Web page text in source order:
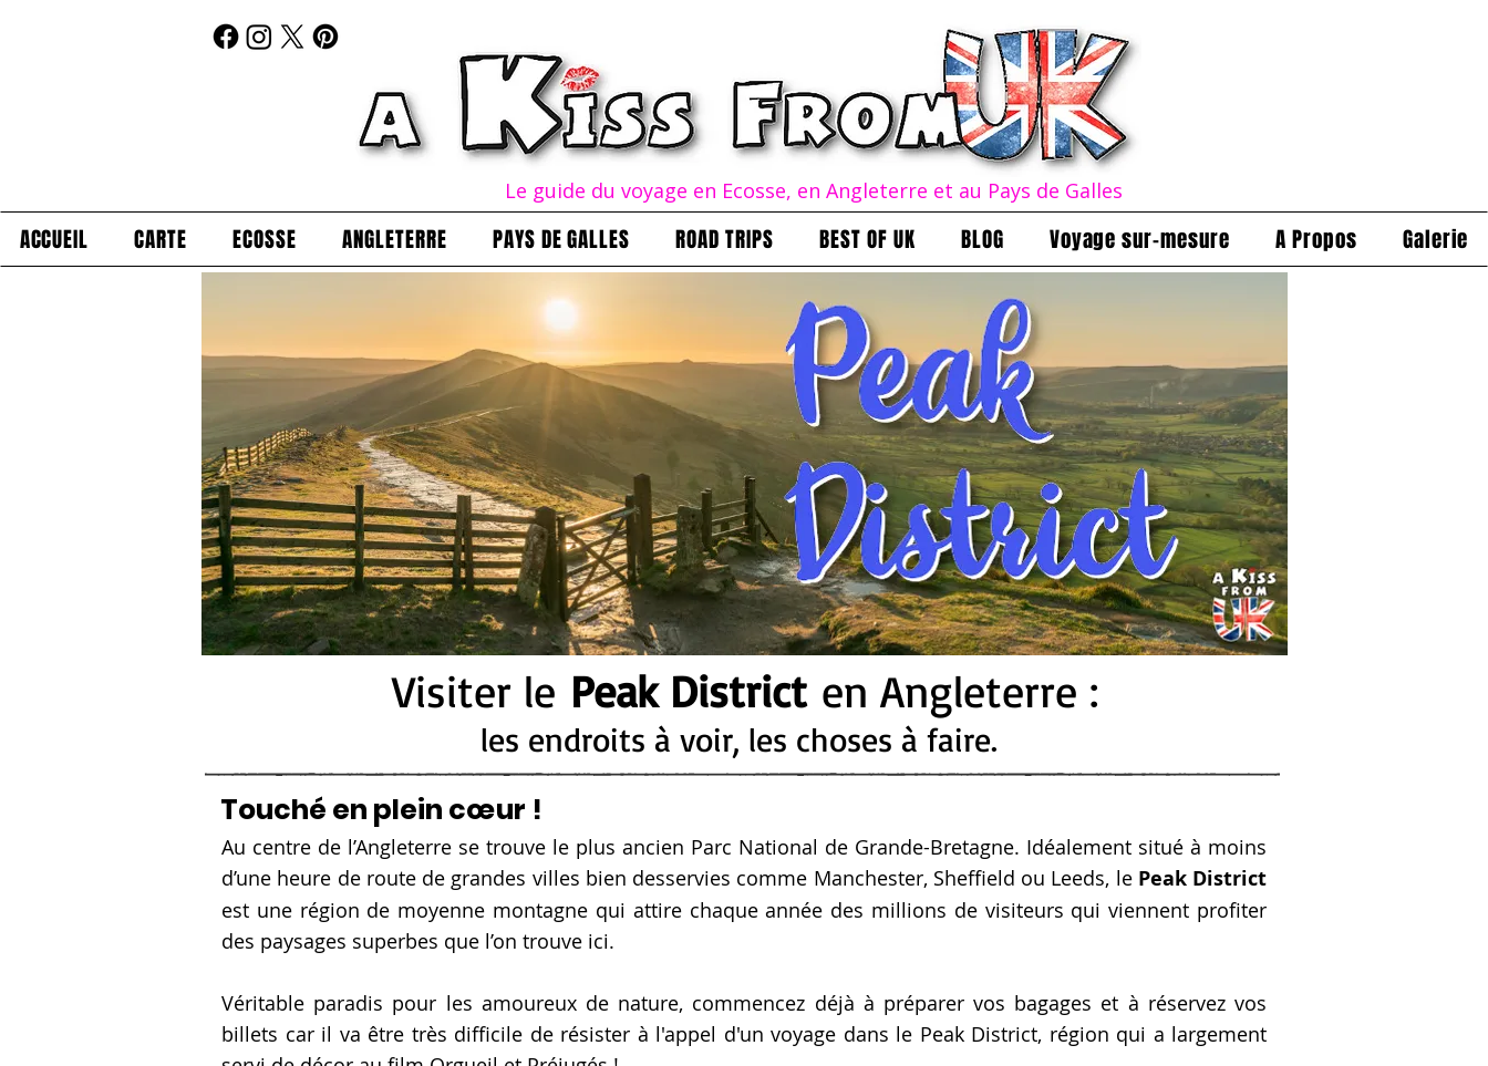
Le guide du voyage en Ecosse, en Angleterre et au Pays de Galles
ACCUEIL CARTE ECOSSE ANGLETERRE PAYS DE GALLES ROAD TRIPS BEST OF UK BLOG Voyage sur-mesure A Propos Galerie
Visiter le Peak Districten Angleterre :
les endroits à voir, les choses à faire.
Touché en plein cœur !
Au centre de l’Angleterre se trouve le plus ancien Parc National de Grande-Bretagne. Idéalement situé à moins
d’une heure de route de grandes villes bien desservies comme Manchester, Sheffield ou Leeds, le Peak District
est une région de moyenne montagne qui attire chaque année des millions de visiteurs qui viennent profiter
des paysages superbes que l’on trouve ici.
Véritable paradis pour les amoureux de nature, commencez déjà à préparer vos bagages et à réservez vos
billets car il va être très difficile de résister à l'appel d'un voyage dans le Peak District, région qui a largement